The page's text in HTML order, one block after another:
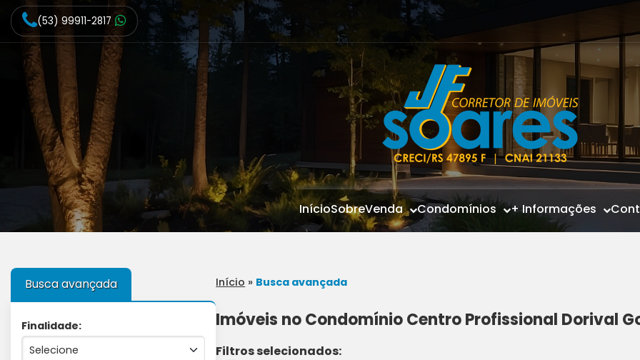
(53) 99911-2817
InícioSobreVenda Condomínios + Informações
Busca avançada
Finalidade:
Início » Busca avançada
Imóveis no Condomínio Centro Profissional Dorival
Filtros selecionados: